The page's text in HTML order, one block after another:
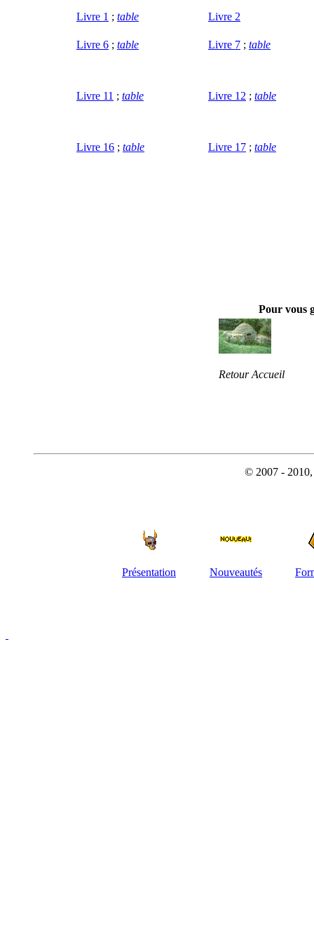
Livre 1 ; table Livre 2
Livre 6 ; table Livre 7 ; table
Livre 11 ; table Livre 12 ; table
Livre 16 ; table Livre 17 ; table
Pour vous
Retour Accueil
© 2007 - 2010,
Présentation Nouveautés